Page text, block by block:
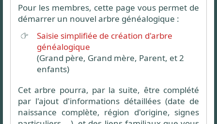
Pour les membres, cette page vous permet de
démarrer un nouvel arbre généalogique :
Saisie simplifiée de création d'arbre
généalogique
(Grand père, Grand mère, Parent, et 2
enfants)
Cet arbre pourra, par la suite, être complété
par l'ajout d'informations détaillées (date de
naissance complète, région d'origine, signes